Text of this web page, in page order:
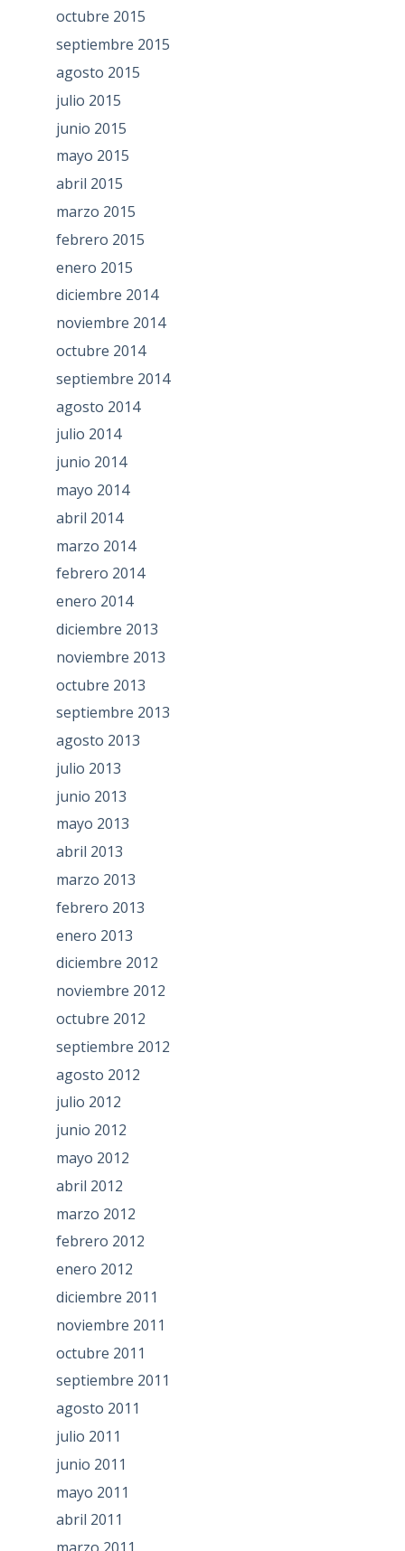
octubre 2015
septiembre 2015
agosto 2015
julio 2015
junio 2015
mayo 2015
abril 2015
marzo 2015
febrero 2015
enero 2015
diciembre 2014
noviembre 2014
octubre 2014
septiembre 2014
agosto 2014
julio 2014
junio 2014
mayo 2014
abril 2014
marzo 2014
febrero 2014
enero 2014
diciembre 2013
noviembre 2013
octubre 2013
septiembre 2013
agosto 2013
julio 2013
junio 2013
mayo 2013
abril 2013
marzo 2013
febrero 2013
enero 2013
diciembre 2012
noviembre 2012
octubre 2012
septiembre 2012
agosto 2012
julio 2012
junio 2012
mayo 2012
abril 2012
marzo 2012
febrero 2012
enero 2012
diciembre 2011
noviembre 2011
octubre 2011
septiembre 2011
agosto 2011
julio 2011
junio 2011
mayo 2011
abril 2011